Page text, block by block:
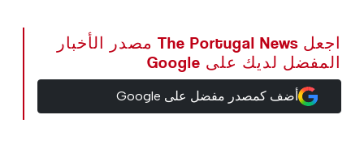
اجعل The Portugal News مصدر الأخبار
المفضل لديك على Google
أضف كمصدر مفضل على Google